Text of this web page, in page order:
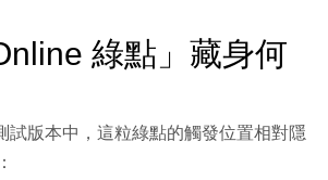
綠點」藏身何
試版本中，這粒綠點的觸發位置相對隱